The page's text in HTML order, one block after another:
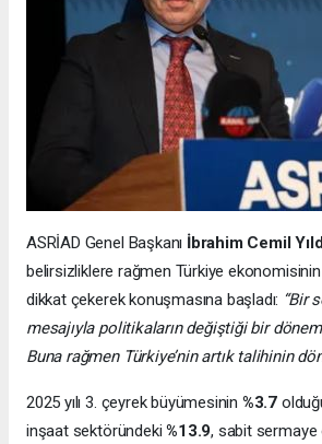
ASRİAD Genel Başkanı İbrahim Cemil
belirsizliklere rağmen Türkiye ekonomisinin
dikkat çekerek konuşmasına başladı: “Bir
mesajıyla politikaların değiştiği bir
Buna rağmen Türkiye’nin artık talihinin
2025 yılı 3. çeyrek büyümesinin %3.7
inşaat sektöründeki%13.9, sabit sermaye